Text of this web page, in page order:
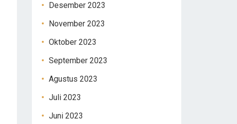
Desember 2023
November 2023
Oktober 2023
September 2023
Agustus 2023
Juli 2023
Juni 2023